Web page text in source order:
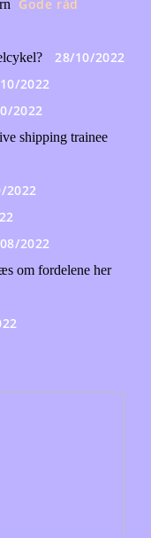
Gode råd
28/10/2022
2022
2022
shipping trainee
2022
2022
om fordelene her